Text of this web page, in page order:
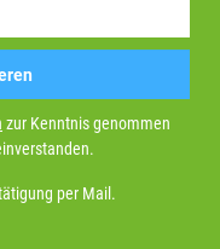
zur Kenntnis genommen
per Mail.